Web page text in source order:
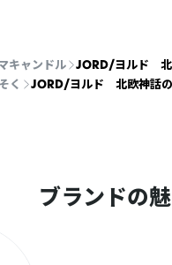
キャンドル
JORD/ヨルド 北
く JORD/ヨルド 北欧神話
ブランドの